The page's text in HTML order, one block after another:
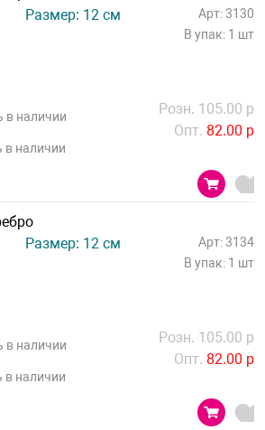
Размер: 12 см
Арт: 3130
В упак: 1 шт
в наличии
в наличии
Розн. 105.00 р
Опт. 82.00 р
Размер: 12 см
Арт: 3134
В упак: 1 шт
в наличии
в наличии
Розн. 105.00 р
Опт. 82.00 р